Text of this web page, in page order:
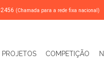
(Chamada para a rede fixa nacional)
PROJETOS COMPETIÇÃO